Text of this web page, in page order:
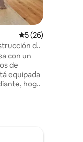
Calificación
5 (26)
de
con un
de
hogar
maciza,
La